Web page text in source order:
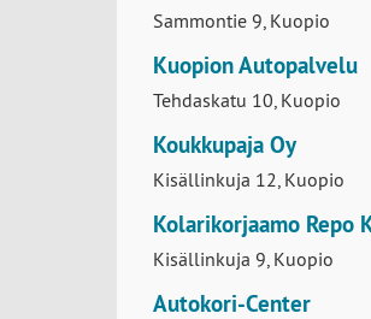
FIXUS-Toivala
Sammontie 9, Kuopio
Kuopion Autopalvelu
Tehdaskatu 10, Kuopio
Koukkupaja Oy
Kisällinkuja 12, Kuopio
Kolarikorjaamo Repo Ky